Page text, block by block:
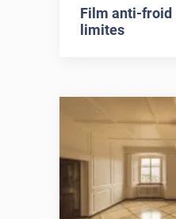
Film anti-froid
limites